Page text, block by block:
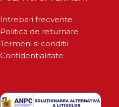
Intrebari frecvente
Politica de returnare
Termeni si conditii
Confidentialitate